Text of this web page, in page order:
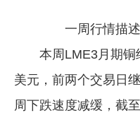
地矿 建设
党建工作
一周行情描述
本周LME3月期铜
美元，前两个交易日
周下跌速度减缓，截